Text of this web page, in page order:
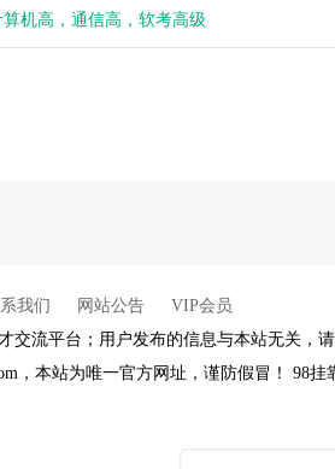
机高，通信高，软考高级
我们 网站公告
VIP会员
交流平台；用户发布的信息与本站无关，
，本站为唯一官方网址，谨防假冒！ 98